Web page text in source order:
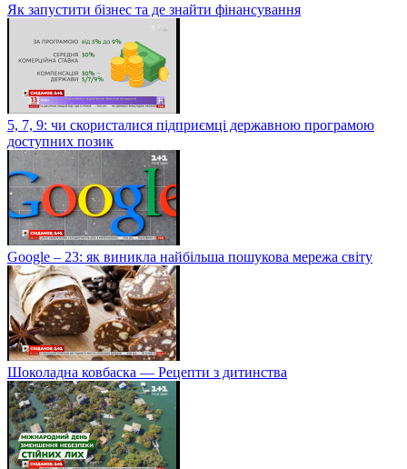
Як запустити бізнес та де знайти фінансування
5, 7, 9: чи скористалися підприємці державною програмою
доступних позик
Google – 23: як виникла найбільша пошукова мережа світу
Шоколадна ковбаска — Рецепти з дитинства